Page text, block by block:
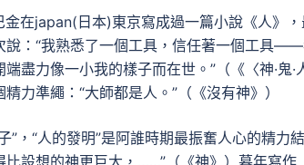
在japan(日本)東京寫成過一篇小說《人》
說：“我熟悉了一個工具，信任著一個工具
盡力像一小我的樣子而在世。”（《〈神·
力準繩：“大師都是人。”（《沒有神》）
”，“人的發明”是阿誰時期最振奮人心的精
比設想的神更巨大，……”（《神》）暮年寫